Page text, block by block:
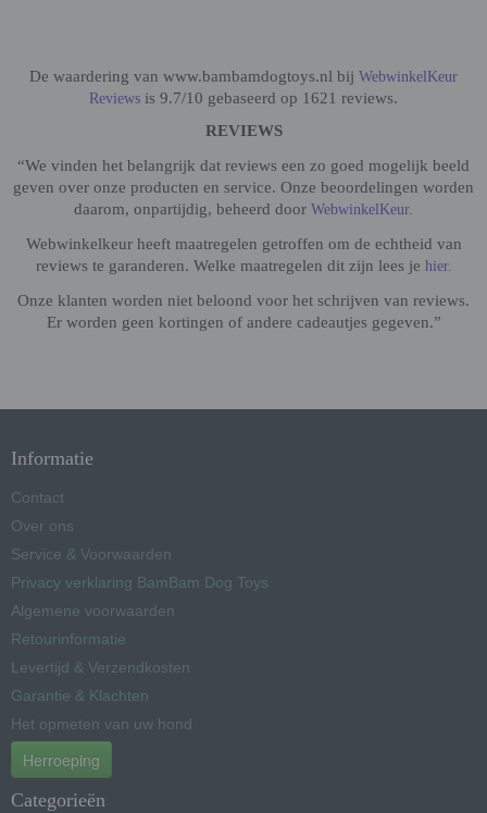
De waardering van www.bambamdogtoys.nl bij WebwinkelKeur
Reviews is 9.7/10 gebaseerd op 1621 reviews.
REVIEWS
“We vinden het belangrijk dat reviews een zo goed mogelijk beeld
geven over onze producten en service. Onze beoordelingen worden
daarom, onpartijdig, beheerd door WebwinkelKeur.
Webwinkelkeur heeft maatregelen getroffen om de echtheid van
reviews te garanderen. Welke maatregelen dit zijn lees je hier.
Onze klanten worden niet beloond voor het schrijven van reviews.
Er worden geen kortingen of andere cadeautjes gegeven.”
Informatie
Contact
Over ons
Service & Voorwaarden
Privacy verklaring BamBam Dog Toys
Algemene voorwaarden
Retourinformatie
Levertijd & Verzendkosten
Garantie & Klachten
Het opmeten van uw hond
Herroeping
Categorieën